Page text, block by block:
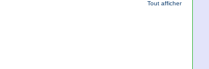
Tout afficher